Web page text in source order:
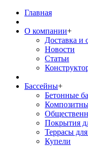
Главная
О компании+
Доставка и
Новости
Статьи
Бассейны+
Бетонные
Покрытия
Террасы
Купели